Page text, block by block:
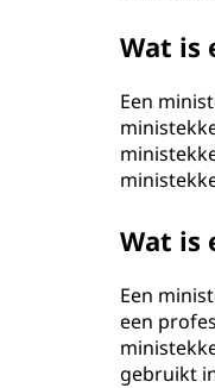
Wat is
Een
Wat is
Een
een
gebruikt